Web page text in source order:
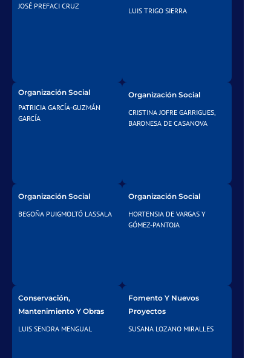
JOSÉ PREFACI CRUZ
LUIS TRIGO SIERRA
Organización Social
PATRICIA GARCÍA-GUZMÁN
GARCÍA
Organización Social
CRISTINA JOFRE GARRIGUES,
BARONESA DE CASANOVA
Organización Social
BEGOÑA PUIGMOLTÓ LASSALA
Organización Social
HORTENSIA DE VARGAS Y
GÓMEZ-PANTOJA
Conservación,
Mantenimiento Y Obras
LUIS SENDRA MENGUAL
Fomento Y Nuevos
Proyectos
SUSANA LOZANO MIRALLES